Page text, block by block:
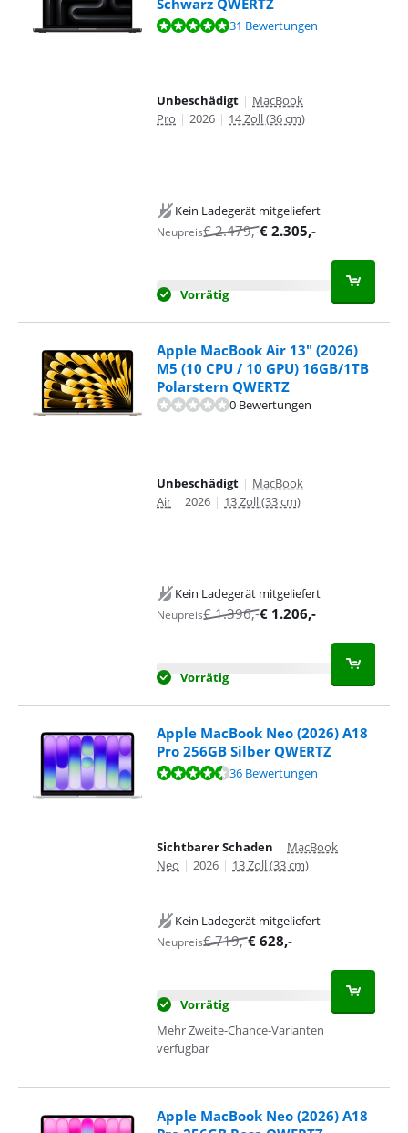
Schwarz QWERTZ
Bewertet mit 9,6 von 10, basierend auf 31 Bewertungen.
31 Bewertungen
Unbeschädigt | MacBook
Pro | 2026 | 14 Zoll (36 cm)
Kein Ladegerät mitgeliefert
Neupreis€2.479,-€ 2.305,-
Vorrätig
Apple MacBook Air 13" (2026)
M5 (10 CPU / 10 GPU) 16GB/1TB
Polarstern QWERTZ
0 Bewertungen
Unbeschädigt | MacBook
Air | 2026 | 13 Zoll (33 cm)
Kein Ladegerät mitgeliefert
Neupreis€1.396,-€ 1.206,-
Vorrätig
Apple MacBook Neo (2026) A18
Pro 256GB Silber QWERTZ
Bewertet mit 9,4 von 10, basierend auf 36 Bewertungen.
36 Bewertungen
Sichtbarer Schaden | MacBook
Neo | 2026 | 13 Zoll (33 cm)
Kein Ladegerät mitgeliefert
Neupreis€719,-€ 628,-
Vorrätig
Mehr Zweite-Chance-Varianten
verfügbar
Apple MacBook Neo (2026) A18